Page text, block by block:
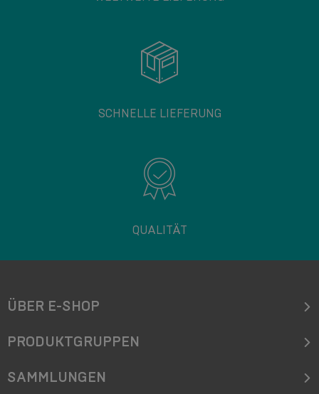
SCHNELLE LIEFERUNG
QUALITÄT
ÜBER E-SHOP
PRODUKTGRUPPEN
SAMMLUNGEN